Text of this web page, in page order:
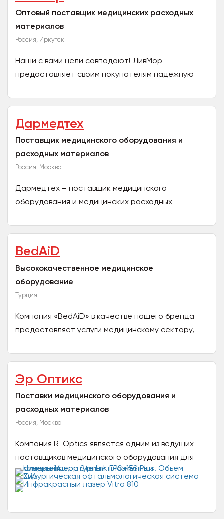
Оптовый поставщик медицинских расходных
материалов
Россия, Иркутск
Наши с вами цели совпадают! ЛивМор
предоставляет своим покупателям надежную
выгодные условия, отличный...
Дармедтех
Поставщик медицинского оборудования и
расходных материалов
Россия, Москва
Дармедтех – поставщик медицинского
оборудования и медицинских расходных
отечественных производителей. Компания...
BedAiD
Высококачественное медицинское
оборудование
Турция
Компания «BedAiD» в качестве нашего бренда
предоставляет услуги медицинскому сектору,
медицинское оборудование, в...
Эр Оптикс
Поставки медицинского оборудования и
расходных материалов
Россия, Москва
Компания R-Optics является одним из ведущих
поставщиков медицинского оборудования для
диагностики глазных патологий и проведения
микрохирургических...